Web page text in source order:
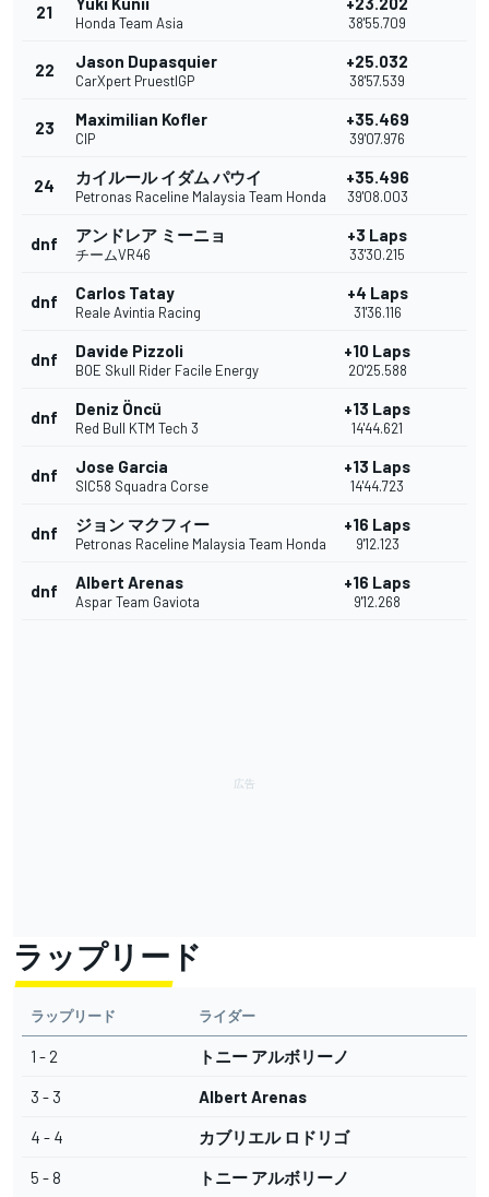
21
Honda Team Asia 38'55.709
22 Jason Dupasquier
CarXpert PruestlGP
+25.032
38'57.539
23 Maximilian Kofler
CIP
+35.469
39'07.976
24 カイルール イダム パウイ
Petronas Raceline Malaysia Team Honda
+35.496
39'08.003
dnf アンドレア ミーニョ
チームVR46
+3 Laps
33'30.215
dnf Carlos Tatay
Reale Avintia Racing
+4 Laps
31'36.116
dnf Davide Pizzoli
BOE Skull Rider Facile Energy
+10 Laps
20'25.588
dnf Deniz Öncü
Red Bull KTM Tech 3
+13 Laps
14'44.621
dnf Jose Garcia
SIC58 Squadra Corse
+13 Laps
14'44.723
dnf ジョン マクフィー
Petronas Raceline Malaysia Team Honda
+16 Laps
9'12.123
dnf Albert Arenas
Aspar Team Gaviota
+16 Laps
9'12.268
ラップリード
ラップリード ライダー
1 - 2 トニー アルボリーノ
3 - 3 Albert Arenas
4 - 4 カブリエル ロドリゴ
5 - 8 トニー アルボリーノ